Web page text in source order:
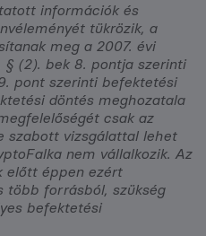
információk és
tükrözik, a
meg a 2007. évi
§ (2). bek 8. pontja szerinti
pont szerinti befektetési
döntés meghozatala
csak az
szabott vizsgálattal lehet
nem vállalkozik. Az
előtt éppen ezért
több forrásból, szükség
befektetési